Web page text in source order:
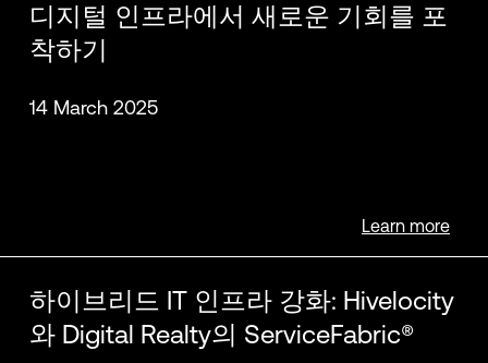
디지털 인프라에서 새로운 기회를 포
착하기
14 March 2025
Learn more
하이브리드 IT 인프라 강화: Hivelocity
와 Digital Realty의 ServiceFabric®